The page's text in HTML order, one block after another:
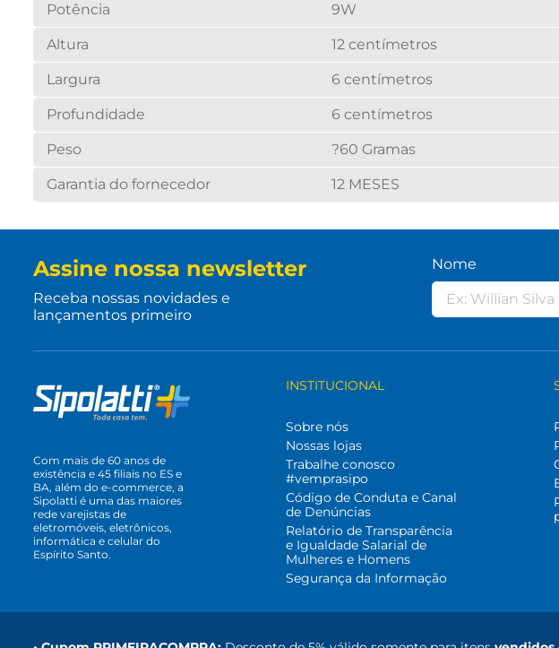
Potência 9W
Altura 12 centímetros
Largura 6 centímetros
Profundidade 6 centímetros
Peso ?60 Gramas
Garantia do fornecedor 12 MESES
Assine nossa newsletter
Receba nossas novidades e
lançamentos primeiro
Nome
Com mais de 60 anos de
existência e 45 filiais no ES e
BA, além do e-commerce, a
Sipolatti é uma das maiores
rede varejistas de
eletromóveis, eletrônicos,
informática e celular do
Espírito Santo.
INSTITUCIONAL
Sobre nós
Nossas lojas
Trabalhe conosco
#vemprasipo
Código de Conduta e Canal
de Denúncias
Relatório de Transparência
e Igualdade Salarial de
Mulheres e Homens
Segurança da Informação